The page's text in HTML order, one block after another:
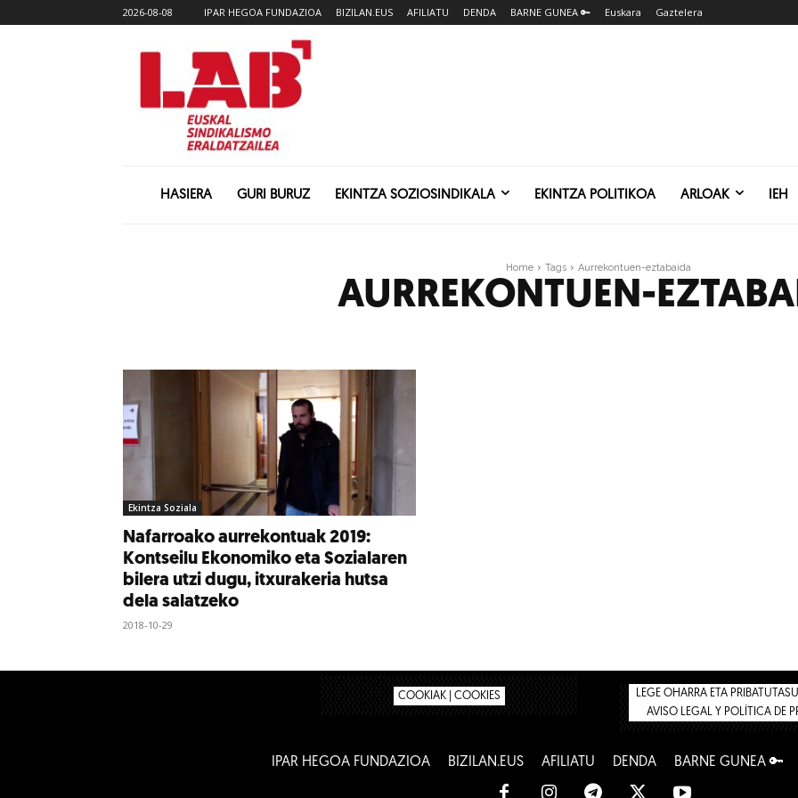
2026-08-08 IPAR HEGOA FUNDAZIOA BIZILAN.EUS AFILIATU DENDA BARNE GUNEA 🔑 Euskara Gaztelera
HASIERA GURI BURUZ EKINTZA SOZIOSINDIKALA EKINTZA POLITIKOA ARLOAK IEH
Home Tags Aurrekontuen-eztabaida
AURREKONTUEN-
Ekintza Soziala
Nafarroako aurrekontuak 2019:
Kontseilu Ekonomiko eta Sozialaren
bilera utzi dugu, itxurakeria hutsa
dela salatzeko
2018-10-29
COOKIAK | COOKIES
LEGE OHARRA ETA
AVISO LEGAL Y POLÍTICA DE
IPAR HEGOA FUNDAZIOA BIZILAN.EUS AFILIATU DENDA BARNE GUNEA 🔑